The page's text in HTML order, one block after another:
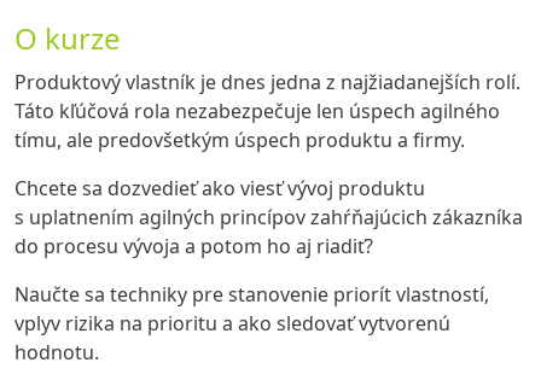
O kurze
Produktový vlastník je dnes jedna z najžiadanejších rolí.
Táto kľúčová rola nezabezpečuje len úspech agilného
tímu, ale predovšetkým úspech produktu a firmy.
Chcete sa dozvedieť ako viesť vývoj produktu
s uplatnením agilných princípov zahŕňajúcich zákazníka
do procesu vývoja a potom ho aj riadiť?
Naučte sa techniky pre stanovenie priorít vlastností,
vplyv rizika na prioritu a ako sledovať vytvorenú
hodnotu.